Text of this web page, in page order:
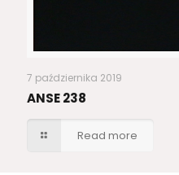
7 października 2019
ANSE 238
Read more